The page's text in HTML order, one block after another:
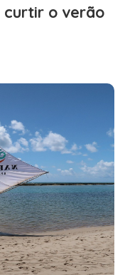
curtir o verão